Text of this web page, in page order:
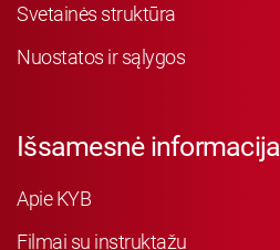
Svetainės struktūra
Nuostatos ir sąlygos
Išsamesnė informacija
Apie KYB
Filmai su instruktažu